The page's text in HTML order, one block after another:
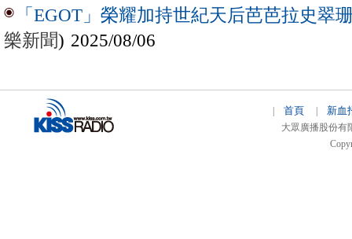
「EGOT」榮耀加持世紀天后芭芭拉史翠
樂新聞) 2025/08/06
首頁 新血
大眾廣播股份有